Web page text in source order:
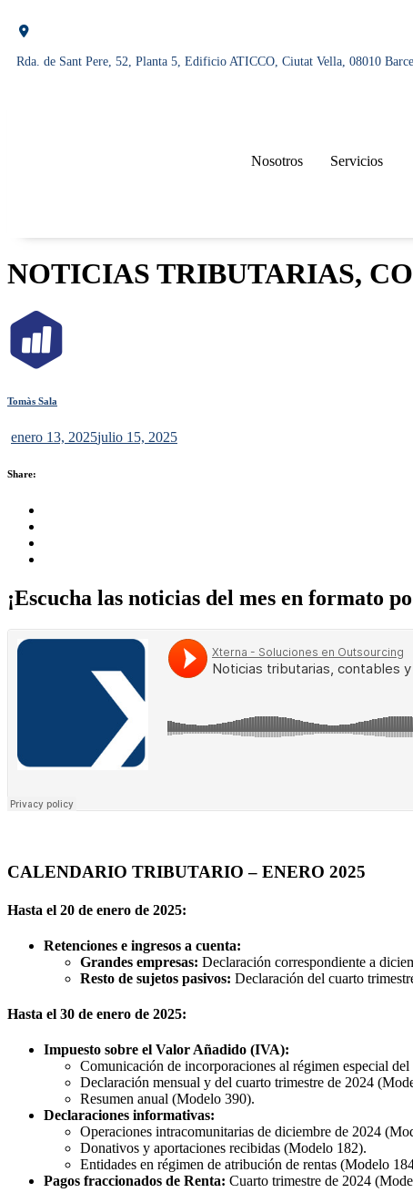
Rda. de Sant Pere, 52, Planta 5, Edificio ATICCO, Ciutat Vella, 08010
Nosotros Servicios
NOTICIAS TRIBUTARIAS,
Tomàs Sala
enero 13, 2025julio 15, 2025
Share:
¡Escucha las noticias del mes en formato
CALENDARIO TRIBUTARIO – ENERO 2025
Hasta el 20 de enero de 2025:
Retenciones e ingresos a cuenta:
Grandes empresas: Declaración correspondiente a
Resto de sujetos pasivos: Declaración del cuarto
Hasta el 30 de enero de 2025:
Impuesto sobre el Valor Añadido (IVA):
Comunicación de incorporaciones al régimen especial
Declaración mensual y del cuarto trimestre de 2024
Resumen anual (Modelo 390).
Declaraciones informativas:
Operaciones intracomunitarias de diciembre de 2024
Donativos y aportaciones recibidas (Modelo 182).
Entidades en régimen de atribución de rentas (Modelo
Pagos fraccionados de Renta: Cuarto trimestre de 2024